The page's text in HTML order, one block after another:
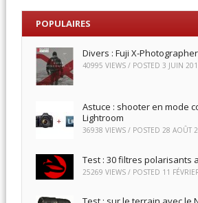
POPULAIRES
Divers : Fuji X-
40995 VIEWS / POSTED 3 JUIN
Astuce : shooter en mode
Lightroom
36938 VIEWS / POSTED 28 AOÛT
Test : 30 filtres polarisants
25269 VIEWS / POSTED 11